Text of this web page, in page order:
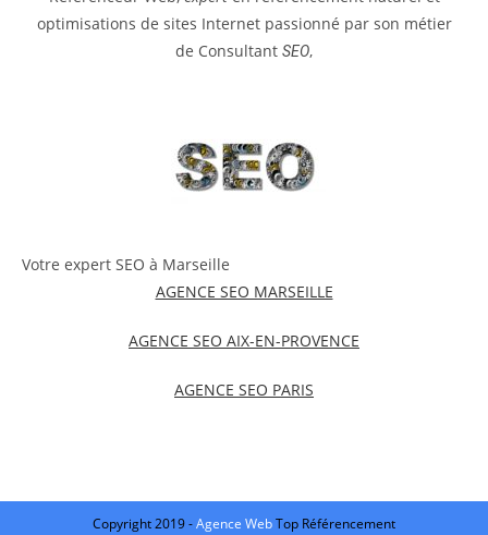
optimisations de sites Internet passionné par son métier
de Consultant SEO,
Votre expert SEO à Marseille
AGENCE SEO MARSEILLE
AGENCE SEO AIX-EN-PROVENCE
AGENCE SEO PARIS
Copyright 2019 -Agence WebTop Référencement